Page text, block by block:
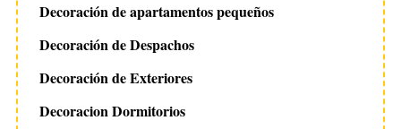
Decoración de apartamentos pequeños
Decoración de Despachos
Decoración de Exteriores
Decoracion Dormitorios